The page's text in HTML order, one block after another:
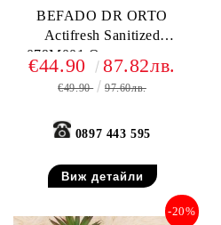
BEFADO DR ORTO
Actifresh Sanitized
079M001 Ортопедични
сандали за много отекъл
крак, Черни
€44.90 87.82лв.
€49.90 97.60лв.
0897 443 595
Виж детайли
-20%